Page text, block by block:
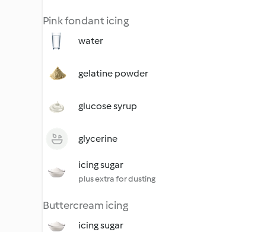
Pink fondant icing
water
gelatine powder
glucose syrup
glycerine
icing sugar
plus extra for dusting
Buttercream icing
icing sugar